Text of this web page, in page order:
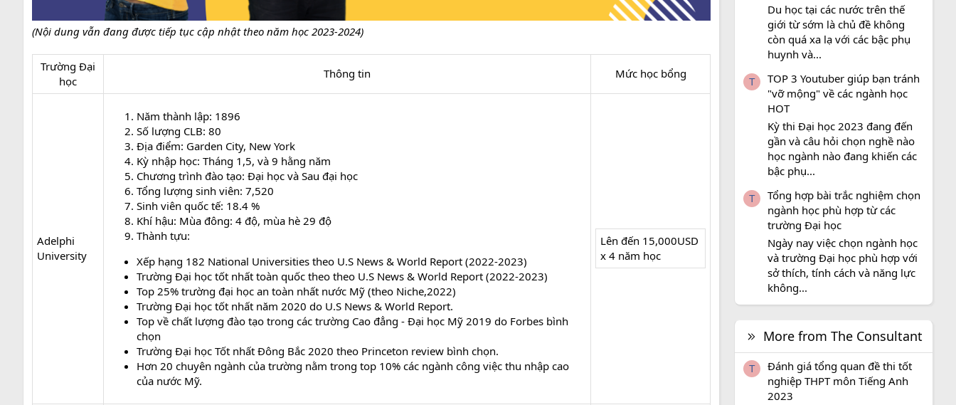
(Nội dung vẫn đang được tiếp tục cập nhật theo năm học 2023-2024)
Trường Đại
học​
Thông tin​ Mức học bổng​
Adelphi
University
Năm thành lập: 1896
Số lượng CLB: 80
Địa điểm: Garden City, New York
Kỳ nhập học: Tháng 1,5, và 9 hằng năm
Chương trình đào tạo: Đại học và Sau đại học
Tổng lượng sinh viên: 7,520
Sinh viên quốc tế: 18.4 %
Khí hậu: Mùa đông: 4 độ, mùa hè 29 độ
Thành tựu:
Xếp hạng 182 National Universities theo U.S News & World Report (2022-2023)
Trường Đại học tốt nhất toàn quốc theo theo U.S News & World Report (2022-2023)
Top 25% trường đại học an toàn nhất nước Mỹ (theo Niche,2022)
Trường Đại học tốt nhất năm 2020 do U.S News & World Report.
Top về chất lượng đào tạo trong các trường Cao đẳng - Đại học Mỹ 2019 do Forbes bình
chọn
Trường Đại học Tốt nhất Đông Bắc 2020 theo Princeton review bình chọn.
Hơn 20 chuyên ngành của trường nằm trong top 10% các ngành công việc thu nhập cao
của nước Mỹ.
Lên đến 15,000USD
x 4 năm học
Du học tại các nước trên thế
giới từ sớm là chủ đề không
còn quá xa lạ với các bậc phụ
huynh và...
T
TOP 3 Youtuber giúp bạn tránh
"vỡ mộng" về các ngành học
HOT
Kỳ thi Đại học 2023 đang đến
gần và câu hỏi chọn nghề nào
học ngành nào đang khiến các
bậc phụ...
T
Tổng hợp bài trắc nghiệm chọn
ngành học phù hợp từ các
trường Đại học
Ngày nay việc chọn ngành học
và trường Đại học phù hợp với
sở thích, tính cách và năng lực
không...
More from The Consultant
T
Đánh giá tổng quan đề thi tốt
nghiệp THPT môn Tiếng Anh
2023